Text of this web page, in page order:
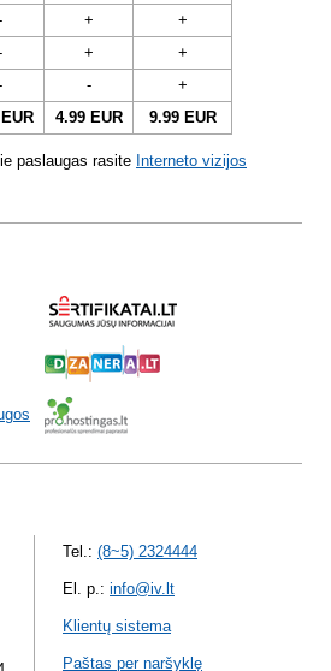
+
+
+
+
-
+
4.99 EUR 9.99 EUR
paslaugas rasite Interneto vizijos
Tel.: (8~5) 2324444
El. p.: info@iv.lt
Klientų sistema
Paštas per naršyklę